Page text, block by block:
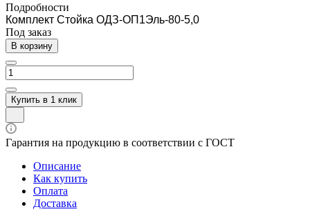
Подробности
Комплект Стойка ОДЗ-ОП1Эль-80-5,0
Под заказ
В корзину
Купить в 1 клик
Гарантия на продукцию в соответствии с ГОСТ
Описание
Как купить
Оплата
Доставка